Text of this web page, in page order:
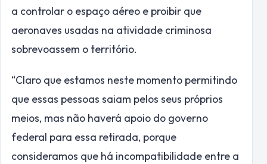
a controlar o espaço aéreo e proibir que
aeronaves usadas na atividade criminosa
sobrevoassem o território.
“Claro que estamos neste momento permitindo
que essas pessoas saiam pelos seus próprios
meios, mas não haverá apoio do governo
federal para essa retirada, porque
consideramos que há incompatibilidade entre a